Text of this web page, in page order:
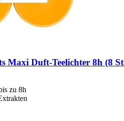
Maxi Duft-​Teelichter 8h (8
zu 8h